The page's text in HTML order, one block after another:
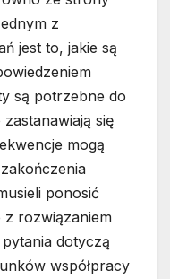
z
jest to, jakie są
są potrzebne do
się
mogą
ponosić
rozwiązaniem
dotyczą
współpracy